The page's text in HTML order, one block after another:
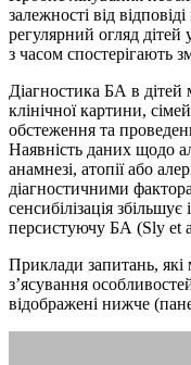
залежності від
регулярний огляд дітей
з часом спостерігають
Діагностика БА в дітей
клінічної картини,
обстеження та
Наявність даних щодо
анамнезі, атопії або
діагностичними
сенсибілізація
персистуючу БА (Sly et
Приклади запитань,
з’ясування
відображені нижче